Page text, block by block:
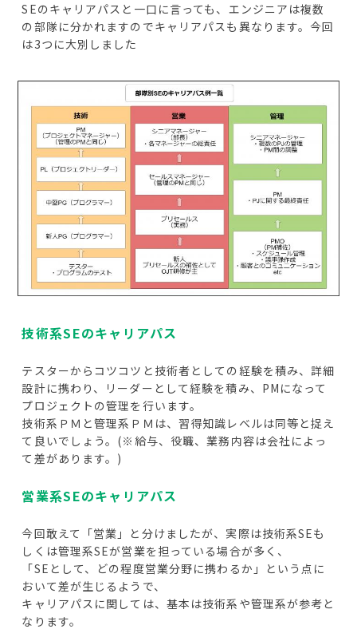
SEのキャリアパスと一口に言っても、エンジニアは複数
の部隊に分かれますのでキャリアパスも異なります。今回
は3つに大別しました
技術系SEのキャリアパス
テスターからコツコツと技術者としての経験を積み、詳細
設計に携わり、リーダーとして経験を積み、PMになって
プロジェクトの管理を行います。
技術系ＰＭと管理系ＰＭは、習得知識レベルは同等と捉え
て良いでしょう。(※給与、役職、業務内容は会社によっ
て差があります。)
営業系SEのキャリアパス
今回敢えて「営業」と分けましたが、実際は技術系SEも
しくは管理系SEが営業を担っている場合が多く、
「SEとして、どの程度営業分野に携わるか」という点に
おいて差が生じるようで、
キャリアパスに関しては、基本は技術系や管理系が参考と
なります。